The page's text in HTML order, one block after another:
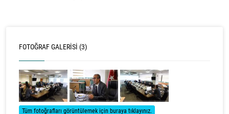
FOTOĞRAF GALERISI (3)
Tüm fotoğrafları görüntülemek için buraya tıklayınız.